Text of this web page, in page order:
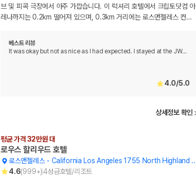
브 및 피콕 극장에서 아주 가깝습니다. 이 럭셔리 호텔에서 크립토닷컴 아
레나까지는 0.2km 떨어져 있으며, 0.3km 거리에는 로스앤젤레스 컨…
베스트 리뷰
It was okay but not as nice as I had expected. I stayed at the JW…
4.0/5.0
상세정보 확인
평균 가격 32만원 대
로우스 할리우드 호텔
로스앤젤레스- California Los Angeles 1755 North Highland Avenue
4.6(999+)4성급호텔/리조트